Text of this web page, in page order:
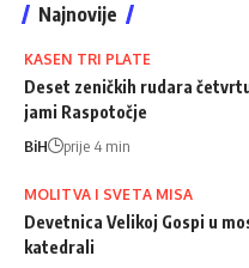
Najnovije
KASEN TRI PLATE
Deset zeničkih rudara
jami Raspotočje
BiH prije 4 min
MOLITVA I SVETA MISA
Devetnica Velikoj Gospi u
katedrali